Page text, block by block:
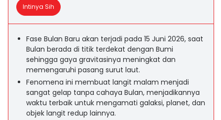
Intinya Sih
Fase Bulan Baru akan terjadi pada 15 Juni 2026, saat
Bulan berada di titik terdekat dengan Bumi
sehingga gaya gravitasinya meningkat dan
memengaruhi pasang surut laut.
Fenomena ini membuat langit malam menjadi
sangat gelap tanpa cahaya Bulan, menjadikannya
waktu terbaik untuk mengamati galaksi, planet, dan
objek langit redup lainnya.